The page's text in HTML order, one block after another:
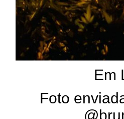
Em
Foto